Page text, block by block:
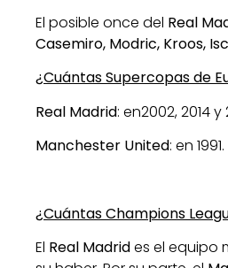
El posible once del Real
Casemiro, Modric, Kroos,
¿Cuántas Supercopas de
Real Madrid: en2002, 2014 y
Manchester United: en 1991.
¿Cuántas Champions
El Real Madrides el equipo